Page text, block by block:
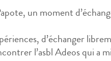
un moment
d’échanger
l’asbl Adeos qui a